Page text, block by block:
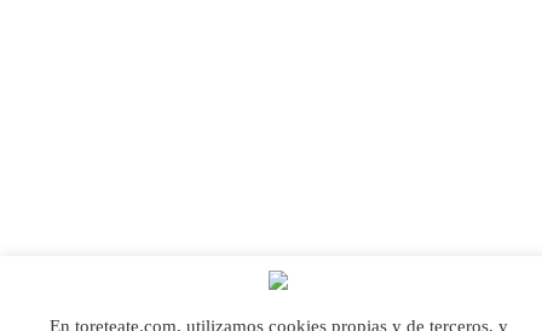
En toreteate.com, utilizamos cookies propias y de terceros, y